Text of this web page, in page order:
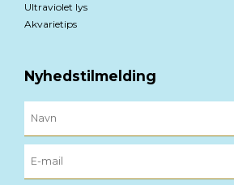
Ultraviolet lys
Akvarietips
Nyhedstilmelding